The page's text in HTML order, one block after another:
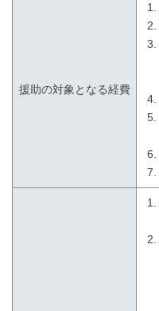
援助の対象となる経費